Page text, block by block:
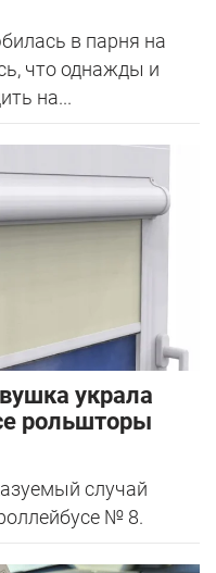
в парня на
что однажды и
на...
украла
рольшторы
случай
№ 8.